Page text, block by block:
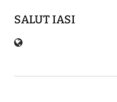
SALUT IASI